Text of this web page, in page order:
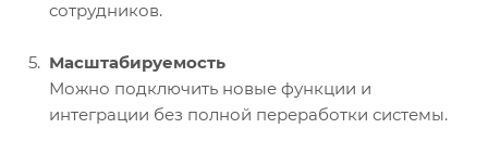
сотрудников.
Масштабируемость
Можно подключить новые функции и
интеграции без полной переработки системы.